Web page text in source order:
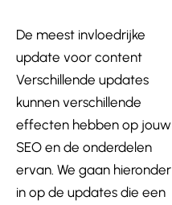
De meest invloedrijke
update voor content
Verschillende updates
kunnen verschillende
effecten hebben op jouw
SEO en de onderdelen
ervan. We gaan hieronder
in op de updates die een